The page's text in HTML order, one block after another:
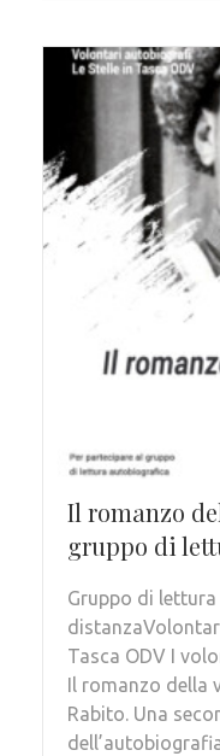
Il romanzo
gruppo di
Gruppo di
Tasca ODV I
Il romanzo della
Rabito. Una